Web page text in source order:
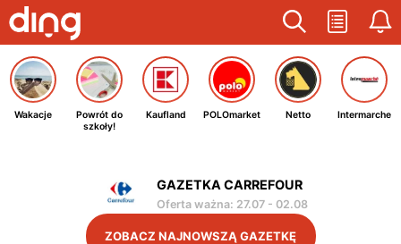
Wakacje
Powrót do
szkoły!
Kaufland POLOmarket Netto Intermarche
GAZETKA CARREFOUR
Oferta ważna: 27.07- 02.08
ZOBACZ NAJNOWSZĄ GAZETKĘ